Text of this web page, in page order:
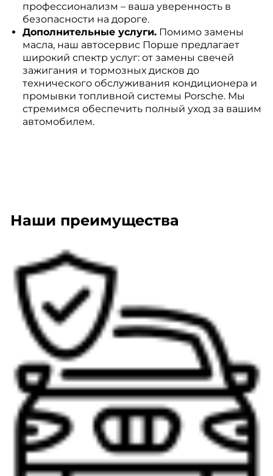
профессионализм – ваша уверенность в
безопасности на дороге.
Дополнительные услуги.Помимо замены
масла, наш автосервис Порше предлагает
широкий спектр услуг: от замены свечей
зажигания и тормозных дисков до
технического обслуживания кондиционера и
промывки топливной системы Porsche. Мы
стремимся обеспечить полный уход за вашим
автомобилем.
Наши преимущества